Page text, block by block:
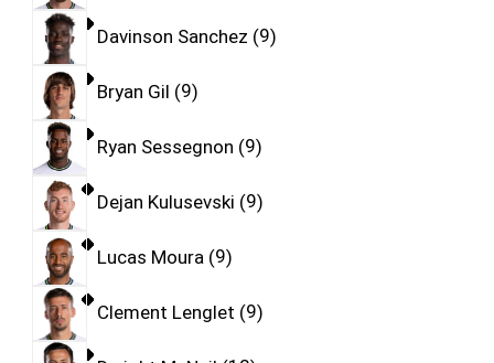
Davinson Sanchez 9
Bryan Gil 9
Ryan Sessegnon 9
Dejan Kulusevski 9
Lucas Moura 9
Clement Lenglet 9